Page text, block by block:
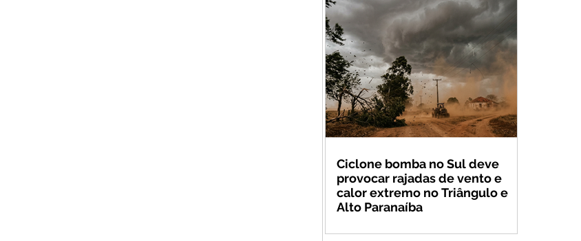
Ciclone bomba no Sul deve
provocar rajadas de vento e
calor extremo no Triângulo e
Alto Paranaíba